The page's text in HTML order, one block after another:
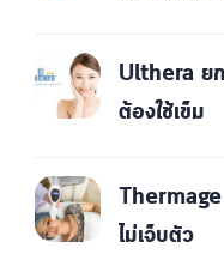
Ulthera ย
ต้องใช้เข็ม
ไม่เจ็บตัว